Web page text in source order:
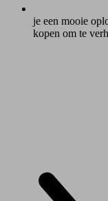
je een mooie
kopen om te